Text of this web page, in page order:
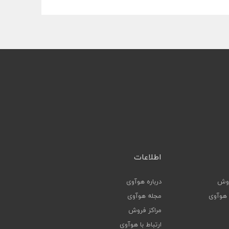
هوآوی
اطلاعات
درباره هوآوی
مجله هوآوی
مراکز فروش
ارتباط با هوآوی